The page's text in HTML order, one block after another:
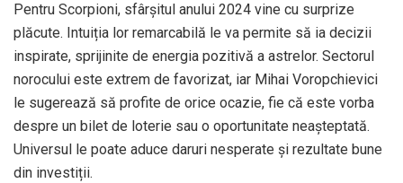
Pentru Scorpioni, sfârșitul anului 2024 vine cu surprize
plăcute. Intuiția lor remarcabilă le va permite să ia decizii
inspirate, sprijinite de energia pozitivă a astrelor. Sectorul
norocului este extrem de favorizat, iar Mihai Voropchievici
le sugerează să profite de orice ocazie, fie că este vorba
despre un bilet de loterie sau o oportunitate neașteptată.
Universul le poate aduce daruri nesperate și rezultate bune
din investiții.